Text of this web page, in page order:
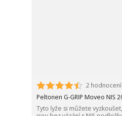
2 hodnocení
Peltonen G-GRIP Moveo NIS
Tyto lyže si můžete